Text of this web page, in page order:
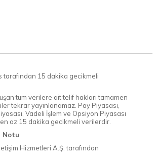
tarafından 15 dakika gecikmeli
tüm verilere ait telif hakları tamamen
tekrar yayınlanamaz. Pay Piyasası,
Vadeli İşlem ve Opsiyon Piyasası
az 15 dakika gecikmeli verilerdir.
Notu
Hizmetleri A.Ş. tarafından